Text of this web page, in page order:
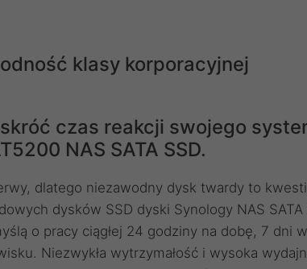
klasy korporacyjnej
czas reakcji swojego
NAS SATA SSD.
dlatego niezawodny dysk twardy to
dysków SSD dyski Synology NAS SATA
o pracy ciągłej 24 godziny na dobę, 7 dni
Niezwykła wytrzymałość i wysoka